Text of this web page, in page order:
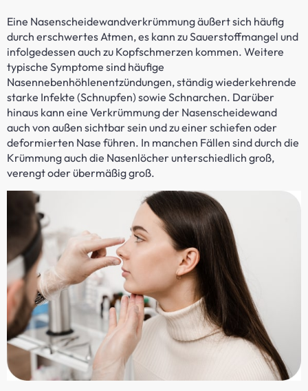
Eine Nasenscheidewandverkrümmung äußert sich häufig
durch erschwertes Atmen, es kann zu Sauerstoffmangel und
infolgedessen auch zu Kopfschmerzen kommen. Weitere
typische Symptome sind häufige
Nasennebenhöhlenentzündungen, ständig wiederkehrende
starke Infekte (Schnupfen) sowie Schnarchen. Darüber
hinaus kann eine Verkrümmung der Nasenscheidewand
auch von außen sichtbar sein und zu einer schiefen oder
deformierten Nase führen. In manchen Fällen sind durch die
Krümmung auch die Nasenlöcher unterschiedlich groß,
verengt oder übermäßig groß.